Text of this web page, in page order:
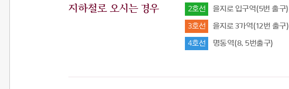
지하철로 오시는 경우 2호선 을지로 입구역(5번 출구)
3호선 을지로 3가역(12번 출구)
4호선 명동역(8, 5번출구)